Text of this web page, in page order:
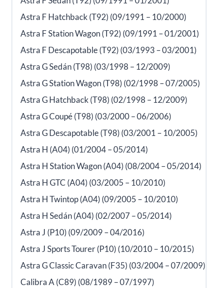
Astra F Hatchback (T92) (09/1991 – 10/2000)
Astra F Station Wagon (T92) (09/1991 – 01/2001)
Astra F Descapotable (T92) (03/1993 – 03/2001)
Astra G Sedán (T98) (03/1998 – 12/2009)
Astra G Station Wagon (T98) (02/1998 – 07/2005)
Astra G Hatchback (T98) (02/1998 – 12/2009)
Astra G Coupé (T98) (03/2000 – 06/2006)
Astra G Descapotable (T98) (03/2001 – 10/2005)
Astra H (A04) (01/2004 – 05/2014)
Astra H Station Wagon (A04) (08/2004 – 05/2014)
Astra H GTC (A04) (03/2005 – 10/2010)
Astra H Twintop (A04) (09/2005 – 10/2010)
Astra H Sedán (A04) (02/2007 – 05/2014)
Astra J (P10) (09/2009 – 04/2016)
Astra J Sports Tourer (P10) (10/2010 – 10/2015)
Astra G Classic Caravan (F35) (03/2004 – 07/2009)
Calibra A (C89) (08/1989 – 07/1997)